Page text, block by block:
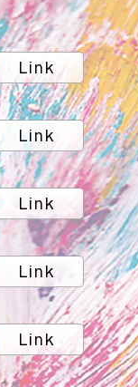
Link
Link
Link
Link
Link